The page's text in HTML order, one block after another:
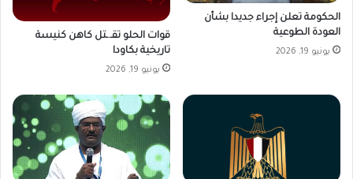
الحكومة تعلن إجراء جديدا بشأن
العودة الطوعية
يونيو 19, 2026
قوات الحلو تقـ.ـتل كاهن كنيسة
تاريخية بكاودا
يونيو 19, 2026